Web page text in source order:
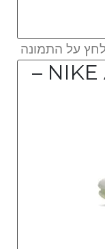
על התמונה
NIKE Air Max Scorpion –